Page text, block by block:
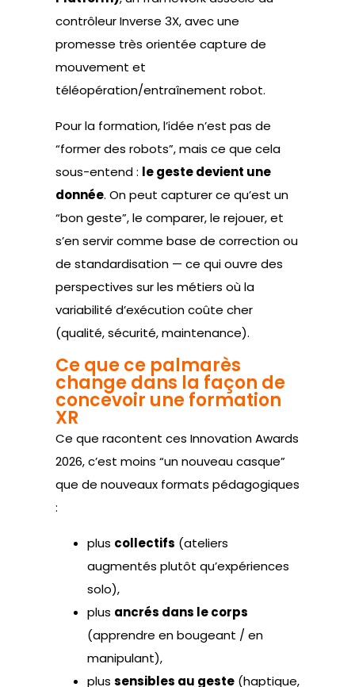
contrôleur Inverse 3X, avec une
promesse très orientée capture de
mouvement et
téléopération/entraînement robot.
Pour la formation, l’idée n’est pas de
“former des robots”, mais ce que cela
sous-entend : le geste devient une
donnée. On peut capturer ce qu’est un
“bon geste”, le comparer, le rejouer, et
s’en servir comme base de correction ou
de standardisation — ce qui ouvre des
perspectives sur les métiers où la
variabilité d’exécution coûte cher
(qualité, sécurité, maintenance).
Ce que ce palmarès
change dans la façon de
concevoir une formation
XR
Ce que racontent ces Innovation Awards
2026, c’est moins “un nouveau casque”
que de nouveaux formats pédagogiques
:
plus collectifs (ateliers
augmentés plutôt qu’expériences
solo),
plus ancrés dans le corps
(apprendre en bougeant / en
manipulant),
plus sensibles au geste (haptique,